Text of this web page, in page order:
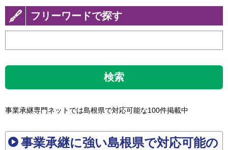
フリーワードで探す
検索
事業承継専門ネットでは島根県で対応可能な100件掲載中
事業承継に強い島根県で対応可能の